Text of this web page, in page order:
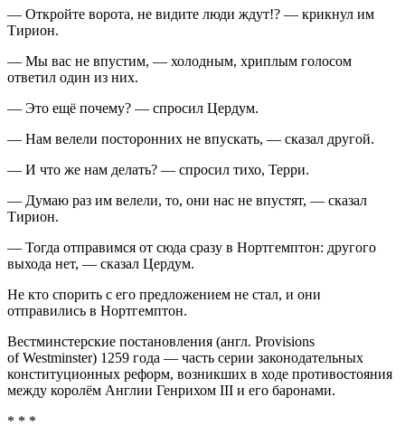
— Откройте ворота, не видите люди ждут!? — крикнул им
Тирион.
— Мы вас не впустим, — холодным, хриплым голосом
ответил один из них.
— Это ещё почему? — спросил Цердум.
— Нам велели посторонних не впускать, — сказал другой.
— И что же нам делать? — спросил тихо, Терри.
— Думаю раз им велели, то, они нас не впустят, — сказал
Тирион.
— Тогда отправимся от сюда сразу в Нортгемптон: другого
выхода нет, — сказал Цердум.
Не кто спорить с его предложением не стал, и они
отправились в Нортгемптон.
Вестминстерские постановления (англ. Provisions
of Westminster) 1259 года — часть серии законодательных
конституционных реформ, возникших в ходе противостояния
между королём Англии Генрихом III и его баронами.
* * *